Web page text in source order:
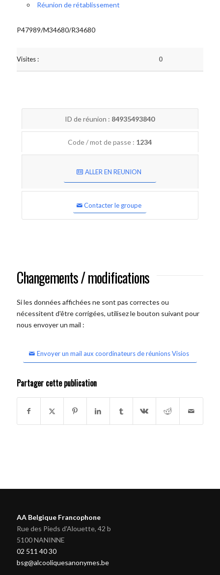
Réunion de rétablissement
P47989/M34680/R34680
Visites : 0
ID de réunion : 84935493840
Code / mot de passe : 1234
ALLER EN REUNION
Contacter le groupe
Changements / modifications
Si les données affichées ne sont pas correctes ou
nécessitent d'être corrigées, utilisez le bouton suivant pour
nous envoyer un mail :
Envoyer un mail aux coordinateurs de réunions Visios
Partager cette publication
AA Belgique Francophone
Rue des Pieds d'Alouette, 42 b
5100 NANINNE
02 511 40 30
bsg@alcooliquesanonymes.be